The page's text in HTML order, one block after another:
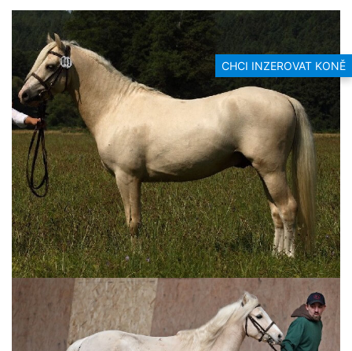
CHCI INZEROVAT KONĚ